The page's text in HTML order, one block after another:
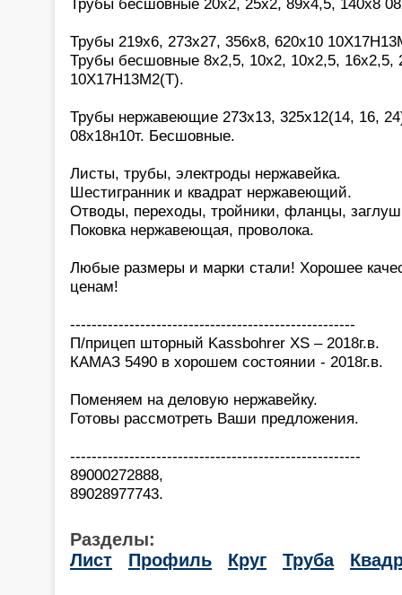
Трубы 219х6, 273х27, 356х8, 620х10
Трубы бесшовные 8х2,5, 10х2, 10х2,5, 16х2,5,
10Х17Н13М2(Т).
Трубы нержавеющие 273х13, 325х12(14, 16,
08х18н10т. Бесшовные.
Листы, трубы, электроды нержавейка.
Шестигранник и квадрат нержавеющий.
Отводы, переходы, тройники, фланцы,
Поковка нержавеющая, проволока.
Любые размеры и марки стали! Хорошее
ценам!
-----------------------------------------------------
П/прицеп шторный Kassbohrer XS – 2018г.в.
КАМАЗ 5490 в хорошем состоянии - 2018г.в.
Поменяем на деловую нержавейку.
Готовы рассмотреть Ваши предложения.
------------------------------------------------------
89000272888,
89028977743.
Разделы:
Лист
Профиль Круг Труба